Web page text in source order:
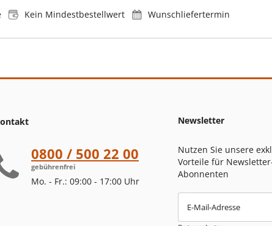
Kein Mindestbestellwert Wunschliefertermin
0800 / 500 22 00
gebührenfrei
Mo. - Fr.: 09:00 - 17:00 Uhr
Newsletter
Nutzen Sie unsere
Vorteile für
Abonnenten
E-Mail-Adresse